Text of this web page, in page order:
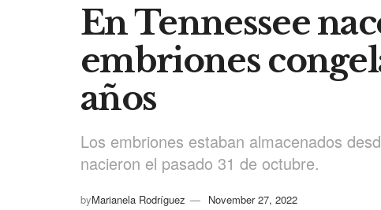
En Tennessee
embriones
años
Los embriones estaban almacenados
nacieron el pasado 31 de octubre.
byMarianela Rodríguez November 27, 2022